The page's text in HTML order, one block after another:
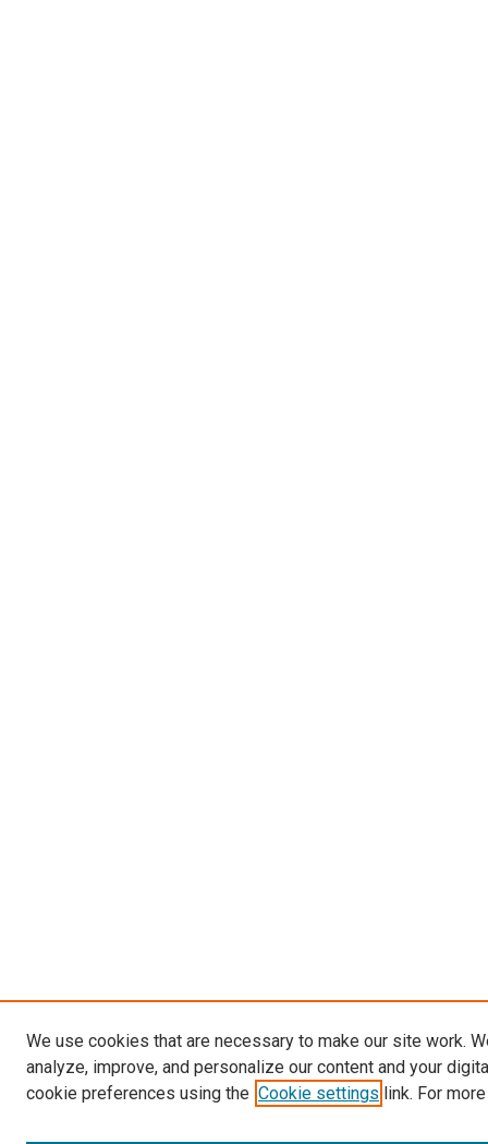
We use cookies that are necessary to make our site work.
analyze, improve, and personalize our content and your
cookie preferences using the Cookie settings link. For